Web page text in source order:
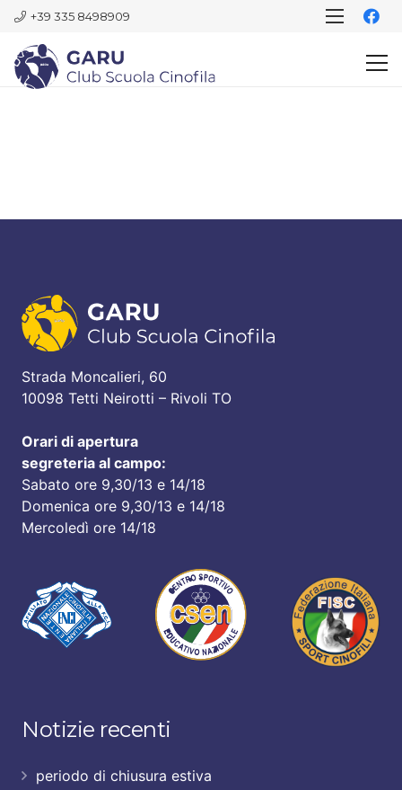
+39 335 8498909
Strada Moncalieri, 60
10098 Tetti Neirotti – Rivoli TO
Orari di apertura
segreteria al campo:
Sabato ore 9,30/13 e 14/18
Domenica ore 9,30/13 e 14/18
Mercoledì ore 14/18
Notizie recenti
periodo di chiusura estiva